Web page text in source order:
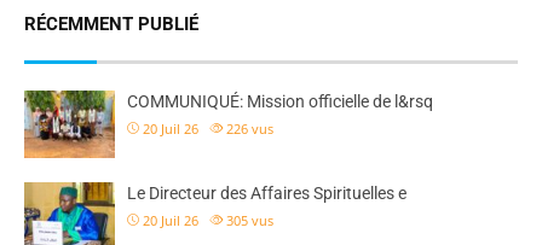
RÉCEMMENT PUBLIÉ
COMMUNIQUÉ: Mission officielle de l&rsq
20 Juil 26 226 vus
Le Directeur des Affaires Spirituelles e
20 Juil 26 305 vus